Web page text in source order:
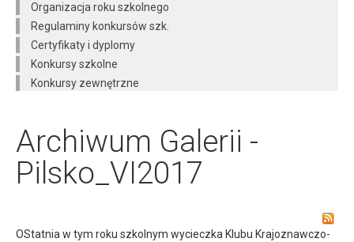
Organizacja roku szkolnego
Regulaminy konkursów szk.
Certyfikaty i dyplomy
Konkursy szkolne
Konkursy zewnętrzne
Archiwum Galerii -
Pilsko_VI2017
OStatnia w tym roku szkolnym wycieczka Klubu Krajoznawczo-